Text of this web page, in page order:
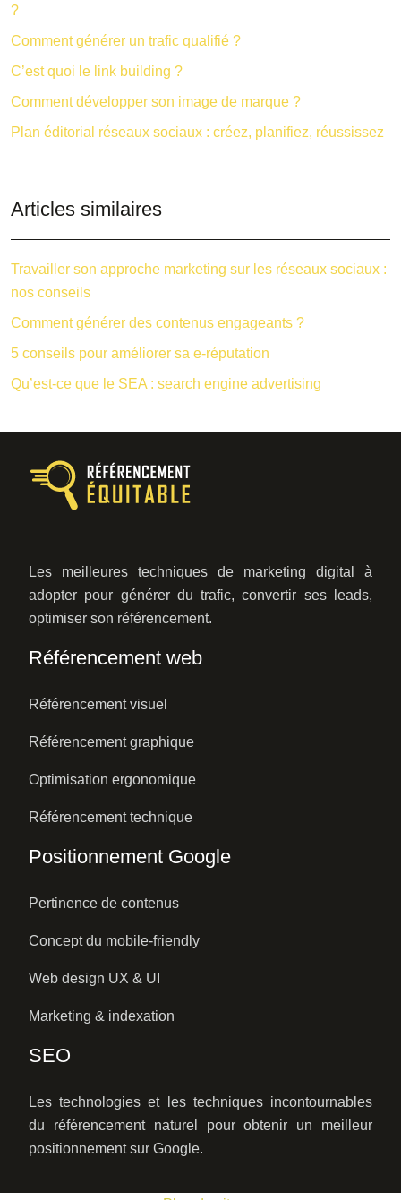
?
Comment générer un trafic qualifié ?
C’est quoi le link building ?
Comment développer son image de marque ?
Plan éditorial réseaux sociaux : créez, planifiez, réussissez
Articles similaires
Travailler son approche marketing sur les réseaux sociaux :
nos conseils
Comment générer des contenus engageants ?
5 conseils pour améliorer sa e-réputation
Qu’est-ce que le SEA : search engine advertising
Les meilleures techniques de marketing digital à
adopter pour générer du trafic, convertir ses leads,
optimiser son référencement.
Référencement web
Référencement visuel
Référencement graphique
Optimisation ergonomique
Référencement technique
Positionnement Google
Pertinence de contenus
Concept du mobile-friendly
Web design UX & UI
Marketing & indexation
SEO
Les technologies et les techniques incontournables
du référencement naturel pour obtenir un meilleur
positionnement sur Google.